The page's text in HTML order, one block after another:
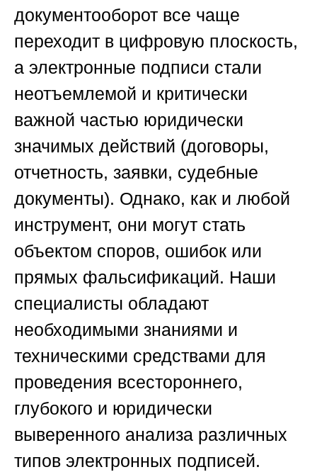
документооборот все чаще
переходит в цифровую плоскость,
а электронные подписи стали
неотъемлемой и критически
важной частью юридически
значимых действий (договоры,
отчетность, заявки, судебные
документы). Однако, как и любой
инструмент, они могут стать
объектом споров, ошибок или
прямых фальсификаций. Наши
специалисты обладают
необходимыми знаниями и
техническими средствами для
проведения всестороннего,
глубокого и юридически
выверенного анализа различных
типов электронных подписей.